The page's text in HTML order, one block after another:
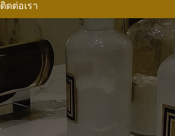
ติดต่อเรา